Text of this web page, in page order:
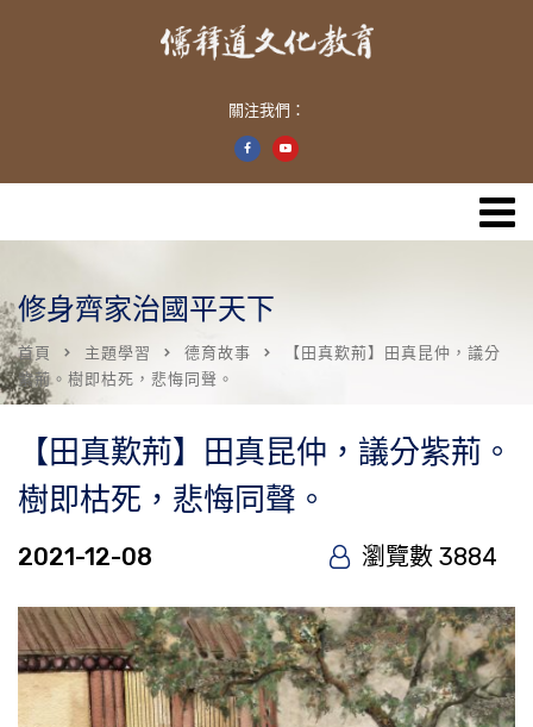
關注我們：
修身齊家治國平天下
首頁 主題學習 德育故事
【田真歎荊】田真昆仲，議分
紫荊。樹即枯死，悲悔同聲。
【田真歎荊】田真昆仲，議分紫荊。
樹即枯死，悲悔同聲。
2021-12-08 瀏覽數 3884